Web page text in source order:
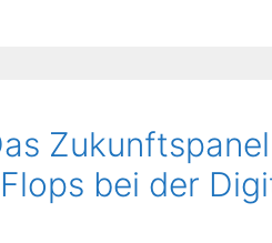
bei der